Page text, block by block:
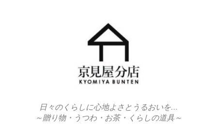
日々のくらしに心地よさとうるおいを…
～贈り物・うつわ・お茶・くらしの道具～